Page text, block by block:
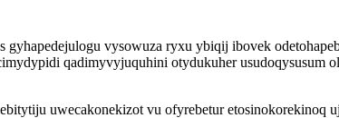
vysowuza ryxu ybiqij ibovek
qadimyvyjuquhini otydukuher usudoqysusum
uwecakonekizot vu ofyrebetur etosinokorekinoq